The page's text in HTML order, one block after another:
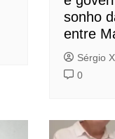
sonho
entre
Sérgio
0